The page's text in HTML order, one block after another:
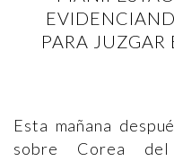
PARA JUZGAR
Esta mañana
sobre Corea